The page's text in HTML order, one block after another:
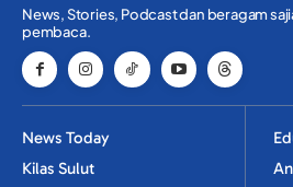
News, Stories, Podcast dan beragam
pembaca.
News Today
Kilas Sulut